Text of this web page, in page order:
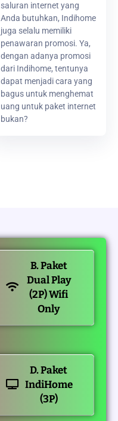
saluran internet yang
Anda butuhkan, Indihome
juga selalu memiliki
penawaran promosi. Ya,
dengan adanya promosi
dari Indihome, tentunya
dapat menjadi cara yang
bagus untuk menghemat
uang untuk paket internet
bukan?
B. Paket
Dual Play
(2P) Wifi
Only
D. Paket
IndiHome
(3P)